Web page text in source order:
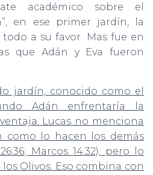
académico sobre el
en ese primer jardín, la
a su favor. Mas fue en
que Adán y Eva fueron
jardín, conocido como el
Adán enfrentaría la
Lucas no menciona
lo hacen los demás
Marcos 14:32), pero lo
Olivos. Eso combina con